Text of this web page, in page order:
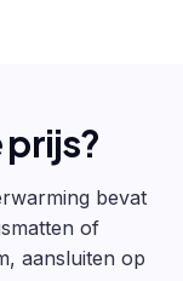
prijs?
bevat
of
aansluiten op